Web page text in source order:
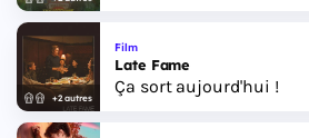
+2 autres
Film
Late Fame
Ça sort aujourd'hui !